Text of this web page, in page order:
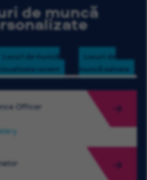
de muncă
Locuri de muncă
vizualizate recent
Locuri de
muncă salvate
Officer